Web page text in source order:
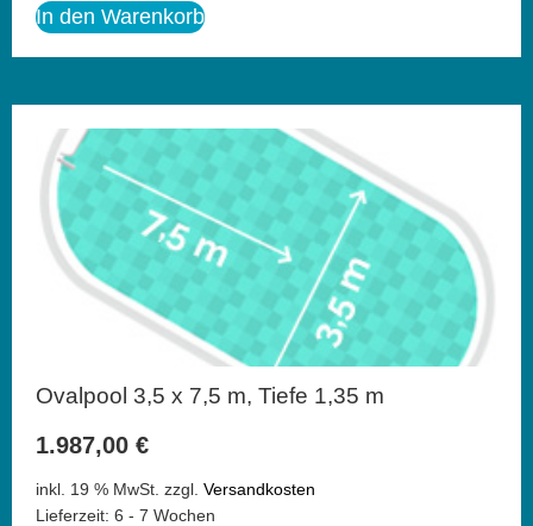
In den Warenkorb
Ovalpool 3,5 x 7,5 m, Tiefe 1,35 m
1.987,00 €
inkl. 19 % MwSt. zzgl. Versandkosten
Lieferzeit: 6 - 7 Wochen